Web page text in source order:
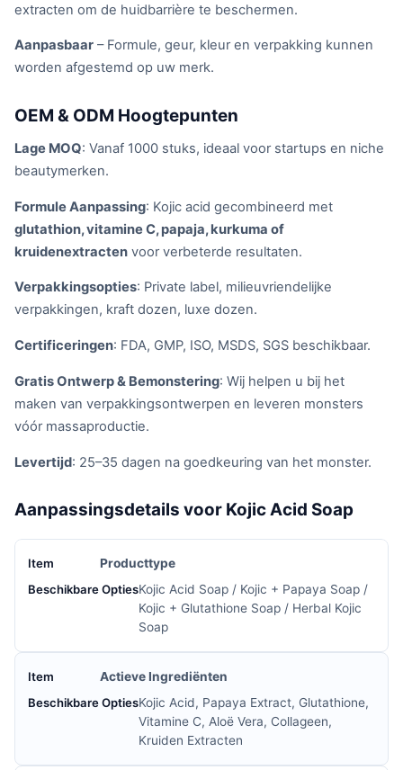
extracten om de huidbarrière te beschermen.
Aanpasbaar – Formule, geur, kleur en verpakking kunnen
worden afgestemd op uw merk.
OEM & ODM Hoogtepunten
Lage MOQ: Vanaf 1000 stuks, ideaal voor startups en niche
beautymerken.
Formule Aanpassing: Kojic acid gecombineerd met
glutathion, vitamine C, papaja, kurkuma of
kruidenextracten voor verbeterde resultaten.
Verpakkingsopties: Private label, milieuvriendelijke
verpakkingen, kraft dozen, luxe dozen.
Certificeringen: FDA, GMP, ISO, MSDS, SGS beschikbaar.
Gratis Ontwerp & Bemonstering: Wij helpen u bij het
maken van verpakkingsontwerpen en leveren monsters
vóór massaproductie.
Levertijd: 25–35 dagen na goedkeuring van het monster.
Aanpassingsdetails voor Kojic Acid Soap
Producttype
Kojic Acid Soap / Kojic + Papaya Soap /
Kojic + Glutathione Soap / Herbal Kojic
Soap
Actieve Ingrediënten
Kojic Acid, Papaya Extract, Glutathione,
Vitamine C, Aloë Vera, Collageen,
Kruiden Extracten